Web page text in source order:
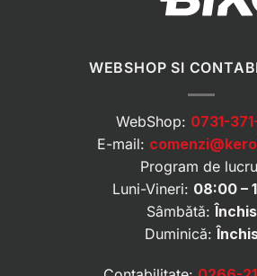
WEBSHOP SI
WebShop: 0731-
E-mail:
Program de
Luni-Vineri: 08:00 –
Sâmbătă:Închis
Duminică: